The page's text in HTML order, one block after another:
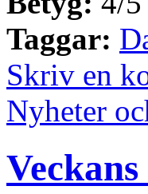
Taggar:
Skriv en
Nyheter